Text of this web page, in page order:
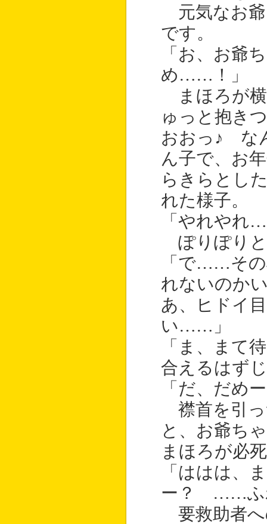
元気なお爺
です。
「お、お爺
め……！」
まほろが横
ゅっと抱き
おおっ♪ な
ん子で、お
らきらとし
れた様子。
「やれやれ
ぽりぽり
「で……その
れないのか
あ、ヒドイ
い……」
「ま、まて
合えるはず
「だ、だめ
襟首を引っ
と、お爺ち
まほろが必
「ははは、
ー？ ……ふ
要救助者へ